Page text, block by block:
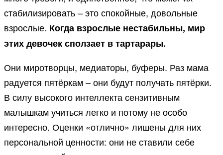
стабилизировать – это спокойные, довольные
взрослые. Когда взрослые нестабильны, мир
этих девочек сползает в тартарары.
Они миротворцы, медиаторы, буферы. Раз мама
радуется пятёркам – они будут получать пятёрки.
В силу высокого интеллекта сензитивным
малышкам учиться легко и потому не особо
интересно. Оценки «отлично» лишены для них
персональной ценности: они не ставили себе